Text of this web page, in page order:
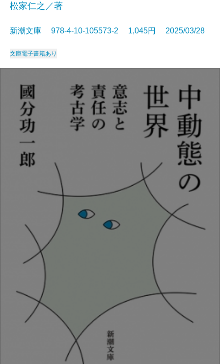
松家仁之／著
新潮文庫 978-4-10-105573-2 1,045円 2025/03/28
文庫電子書籍あり